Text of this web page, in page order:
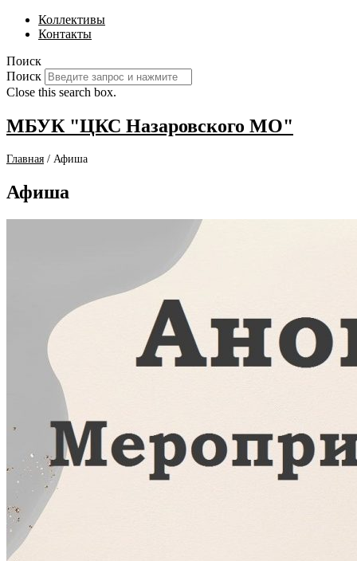
Коллективы
Контакты
Поиск
Поиск
Close this search box.
МБУК "ЦКС Назаровского МО"
Главная / Афиша
Афиша